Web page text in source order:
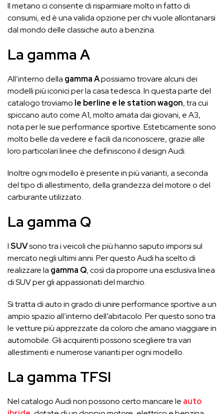
Il metano ci consente di risparmiare molto in fatto di
consumi, ed è una valida opzione per chi vuole allontanarsi
dal mondo delle classiche auto a benzina.
La gamma A
All’interno della gamma Apossiamo trovare alcuni dei
modelli più iconici per la casa tedesca. In questa parte del
catalogo troviamo le berline e le station wagon, tra cui
spiccano auto come A1, molto amata dai giovani, e A3,
nota per le sue performance sportive. Esteticamente sono
molto belle da vedere e facili da riconoscere, grazie alle
loro particolari linee che definiscono il design Audi.
Inoltre ogni modello è presente in più varianti, a seconda
del tipo di allestimento, della grandezza del motore o del
carburante utilizzato.
La gamma Q
ISUVsono tra i veicoli che più hanno saputo imporsi sul
mercato negli ultimi anni. Per questo Audi ha scelto di
realizzare la gamma Q, così da proporre una esclusiva linea
di SUV per gli appassionati del marchio.
Si tratta di auto in grado di unire performance sportive a un
ampio spazio all’interno dell’abitacolo. Per questo sono tra
le vetture più apprezzate da coloro che amano viaggiare in
automobile. Gli acquirenti possono scegliere tra vari
allestimenti e numerose varianti per ogni modello.
La gamma TFSI
Nel catalogo Audi non possono certo mancare le auto